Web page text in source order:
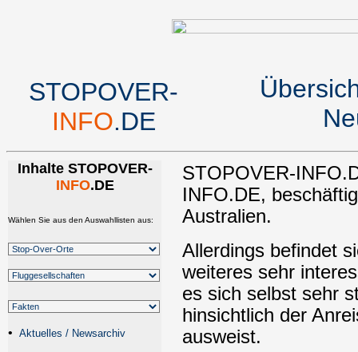
STOPOVER-
INFO.DE
Inhalte STOPOVER-
INFO.DE
Wählen Sie aus den Auswahllisten aus:
• Aktuelles / Newsarchiv
STOPOVER-
INFO.DE,
Australien.
Allerdings befindet
weiteres sehr
es sich selbst sehr
hinsichtlich der
ausweist.